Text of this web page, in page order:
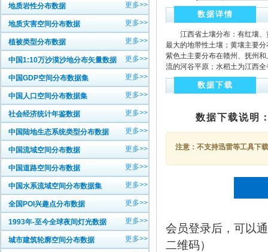
地质岩性分布数据 更多>>
地质灾害空间分布数据 更多>>
植被类型分布数据 更多>>
中国1:10万沙漠沙地分布矢量数据 更多>>
中国GDP空间分布数据集 更多>>
中国人口空间分布数据集 更多>>
社会经济统计年鉴数据 更多>>
中国陆地生态系统类型分布数据 更多>>
中国流域空间分布数据 更多>>
中国道路空间分布数据 更多>>
中国水系流域空间分布数据集 更多>>
全国POI兴趣点分布数据 更多>>
1993年-至今全球夜间灯光数据 更多>>
城市建筑轮廓空间分布数据 更多>>
数据详情
江西省土壤分布：有红壤、
最大的地带性土壤；黄壤主要
紫色土主要分布在赣州、抚州
流的河谷平原；水稻土为江西
数据下载
数据下载说明
注意：不支持迅雷等工具下
会员登录后，可以
二维码）